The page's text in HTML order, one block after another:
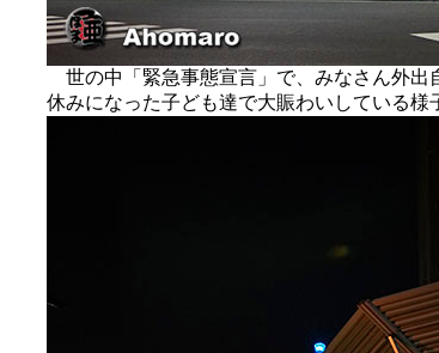
世の中「緊急事態宣言」で、みなさん外出
休みになった子ども達で大賑わいしている様